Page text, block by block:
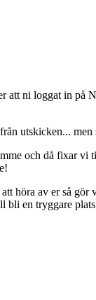
att ni loggat in på
utskicken...
och då fixar vi
höra av er så
bli en tryggare